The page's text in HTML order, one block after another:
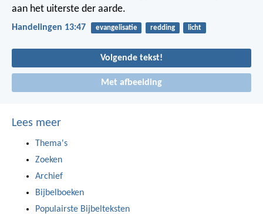
aan het uiterste der aarde.
Handelingen 13:47 evangelisatie redding licht
Volgende tekst!
Met afbeelding
Lees meer
Thema's
Zoeken
Archief
Bijbelboeken
Populairste Bijbelteksten